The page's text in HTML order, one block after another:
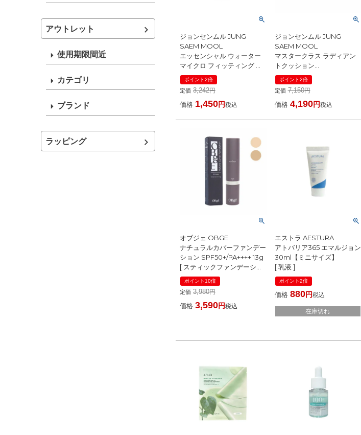
アウトレット
使用期限間近
カテゴリ
ブランド
ラッピング
ジョンセンムル JUNG
SAEM MOOL
エッセンシャル ウォーター
マイクロ フィッティング ミ
スト 55ml
[ ミスト状化粧水 ]
ポイント2倍
定価 3,242
価格 1,450 税込
ジョンセンムル JUNG
SAEM MOOL
マスタークラス ラディアン
トクッション
SPF50+/PA+++ (本体15g＋
レフィル15g付)
[ クッションファンデーショ
ン ]
ポイント2倍
定価 7,150
価格 4,190 税込
オブジェ OBGE
ナチュラルカバーファンデー
ション SPF50+/PA++++ 13g
[ スティックファンデーショ
ン ] ☆再入荷
ポイント10倍
定価 3,980
価格 3,590 税込
エストラ AESTURA
アトバリア365 エマルジョン
30ml【ミニサイズ】
[ 乳液 ]
ポイント2倍
価格 880 税込
在庫切れ